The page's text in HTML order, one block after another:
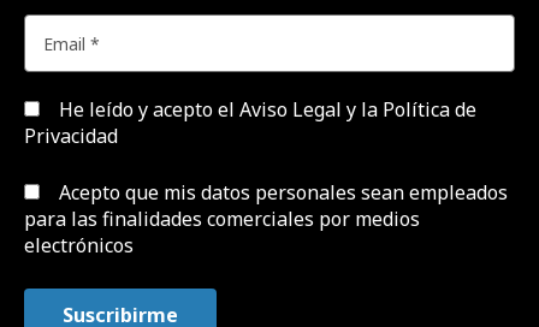
He leído y acepto el Aviso Legal y la Política de
Privacidad
Acepto que mis datos personales sean empleados
para las finalidades comerciales por medios
electrónicos